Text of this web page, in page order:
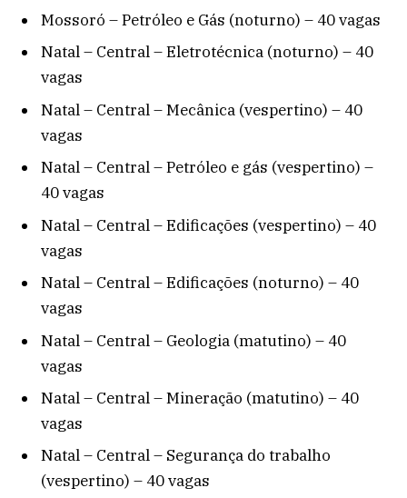
Mossoró – Petróleo e Gás (noturno) – 40 vagas
Natal – Central – Eletrotécnica (noturno) – 40
vagas
Natal – Central – Mecânica (vespertino) – 40
vagas
Natal – Central – Petróleo e gás (vespertino) –
40 vagas
Natal – Central – Edificações (vespertino) – 40
vagas
Natal – Central – Edificações (noturno) – 40
vagas
Natal – Central – Geologia (matutino) – 40
vagas
Natal – Central – Mineração (matutino) – 40
vagas
Natal – Central – Segurança do trabalho
(vespertino) – 40 vagas